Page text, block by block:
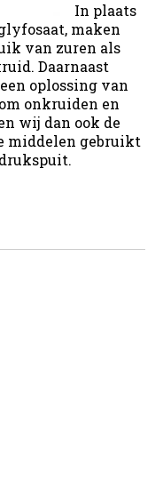
In plaats
maken
van zuren als
Daarnaast
oplossing van
onkruiden en
wij dan ook de
middelen gebruikt